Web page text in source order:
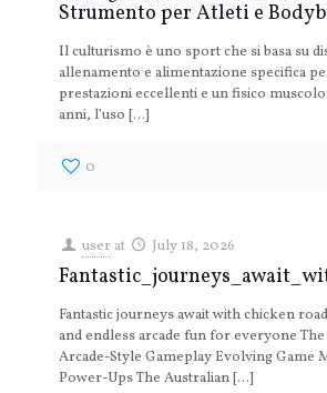
Strumento per Atleti e
Il culturismo è uno sport che si basa su
allenamento e alimentazione specifica
prestazioni eccellenti e un fisico
anni, l’uso […]
0
user at July 18, 2026
Fantastic journeys await with chicken
and endless arcade fun for everyone
Arcade-Style Gameplay Evolving Game
Power-Ups The Australian[…]